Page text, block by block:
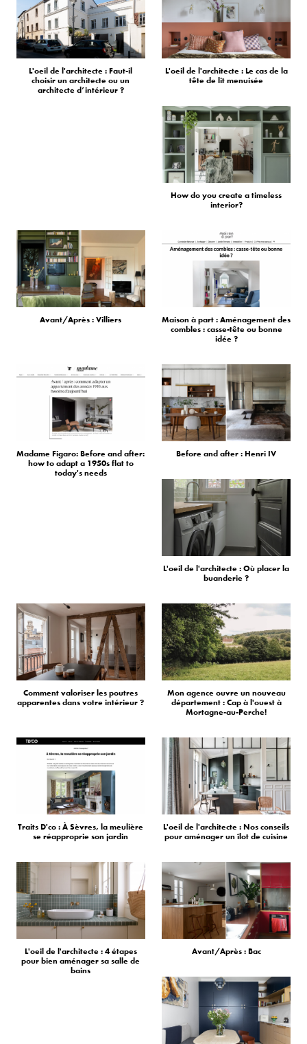
L'oeil de l'architecte : Faut-il
choisir un architecte ou un
architecte d’intérieur ?
L'oeil de l'architecte : Le cas de la
tête de lit menuisée
How do you create a timeless
interior?
Avant/Après : Villiers
Maison à part : Aménagement des
combles : casse-tête ou bonne
idée ?
Madame Figaro: Before and after:
how to adapt a 1950s flat to
today's needs
Before and after : Henri IV
L'oeil de l'architecte : Où placer la
buanderie ?
Comment valoriser les poutres
apparentes dans votre intérieur ?
Mon agence ouvre un nouveau
département : Cap à l'ouest à
Mortagne-au-Perche!
Traits D'co : À Sèvres, la meulière
se réapproprie son jardin
L'oeil de l'architecte : Nos conseils
pour aménager un îlot de cuisine
L'oeil de l'architecte : 4 étapes
pour bien aménager sa salle de
bains
Avant/Après : Bac